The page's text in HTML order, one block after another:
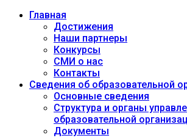
Главная
Достижения
Наши партнеры
Конкурсы
СМИ о нас
Контакты
Сведения об образовательной
Основные сведения
Структура и органы
образовательной
Документы